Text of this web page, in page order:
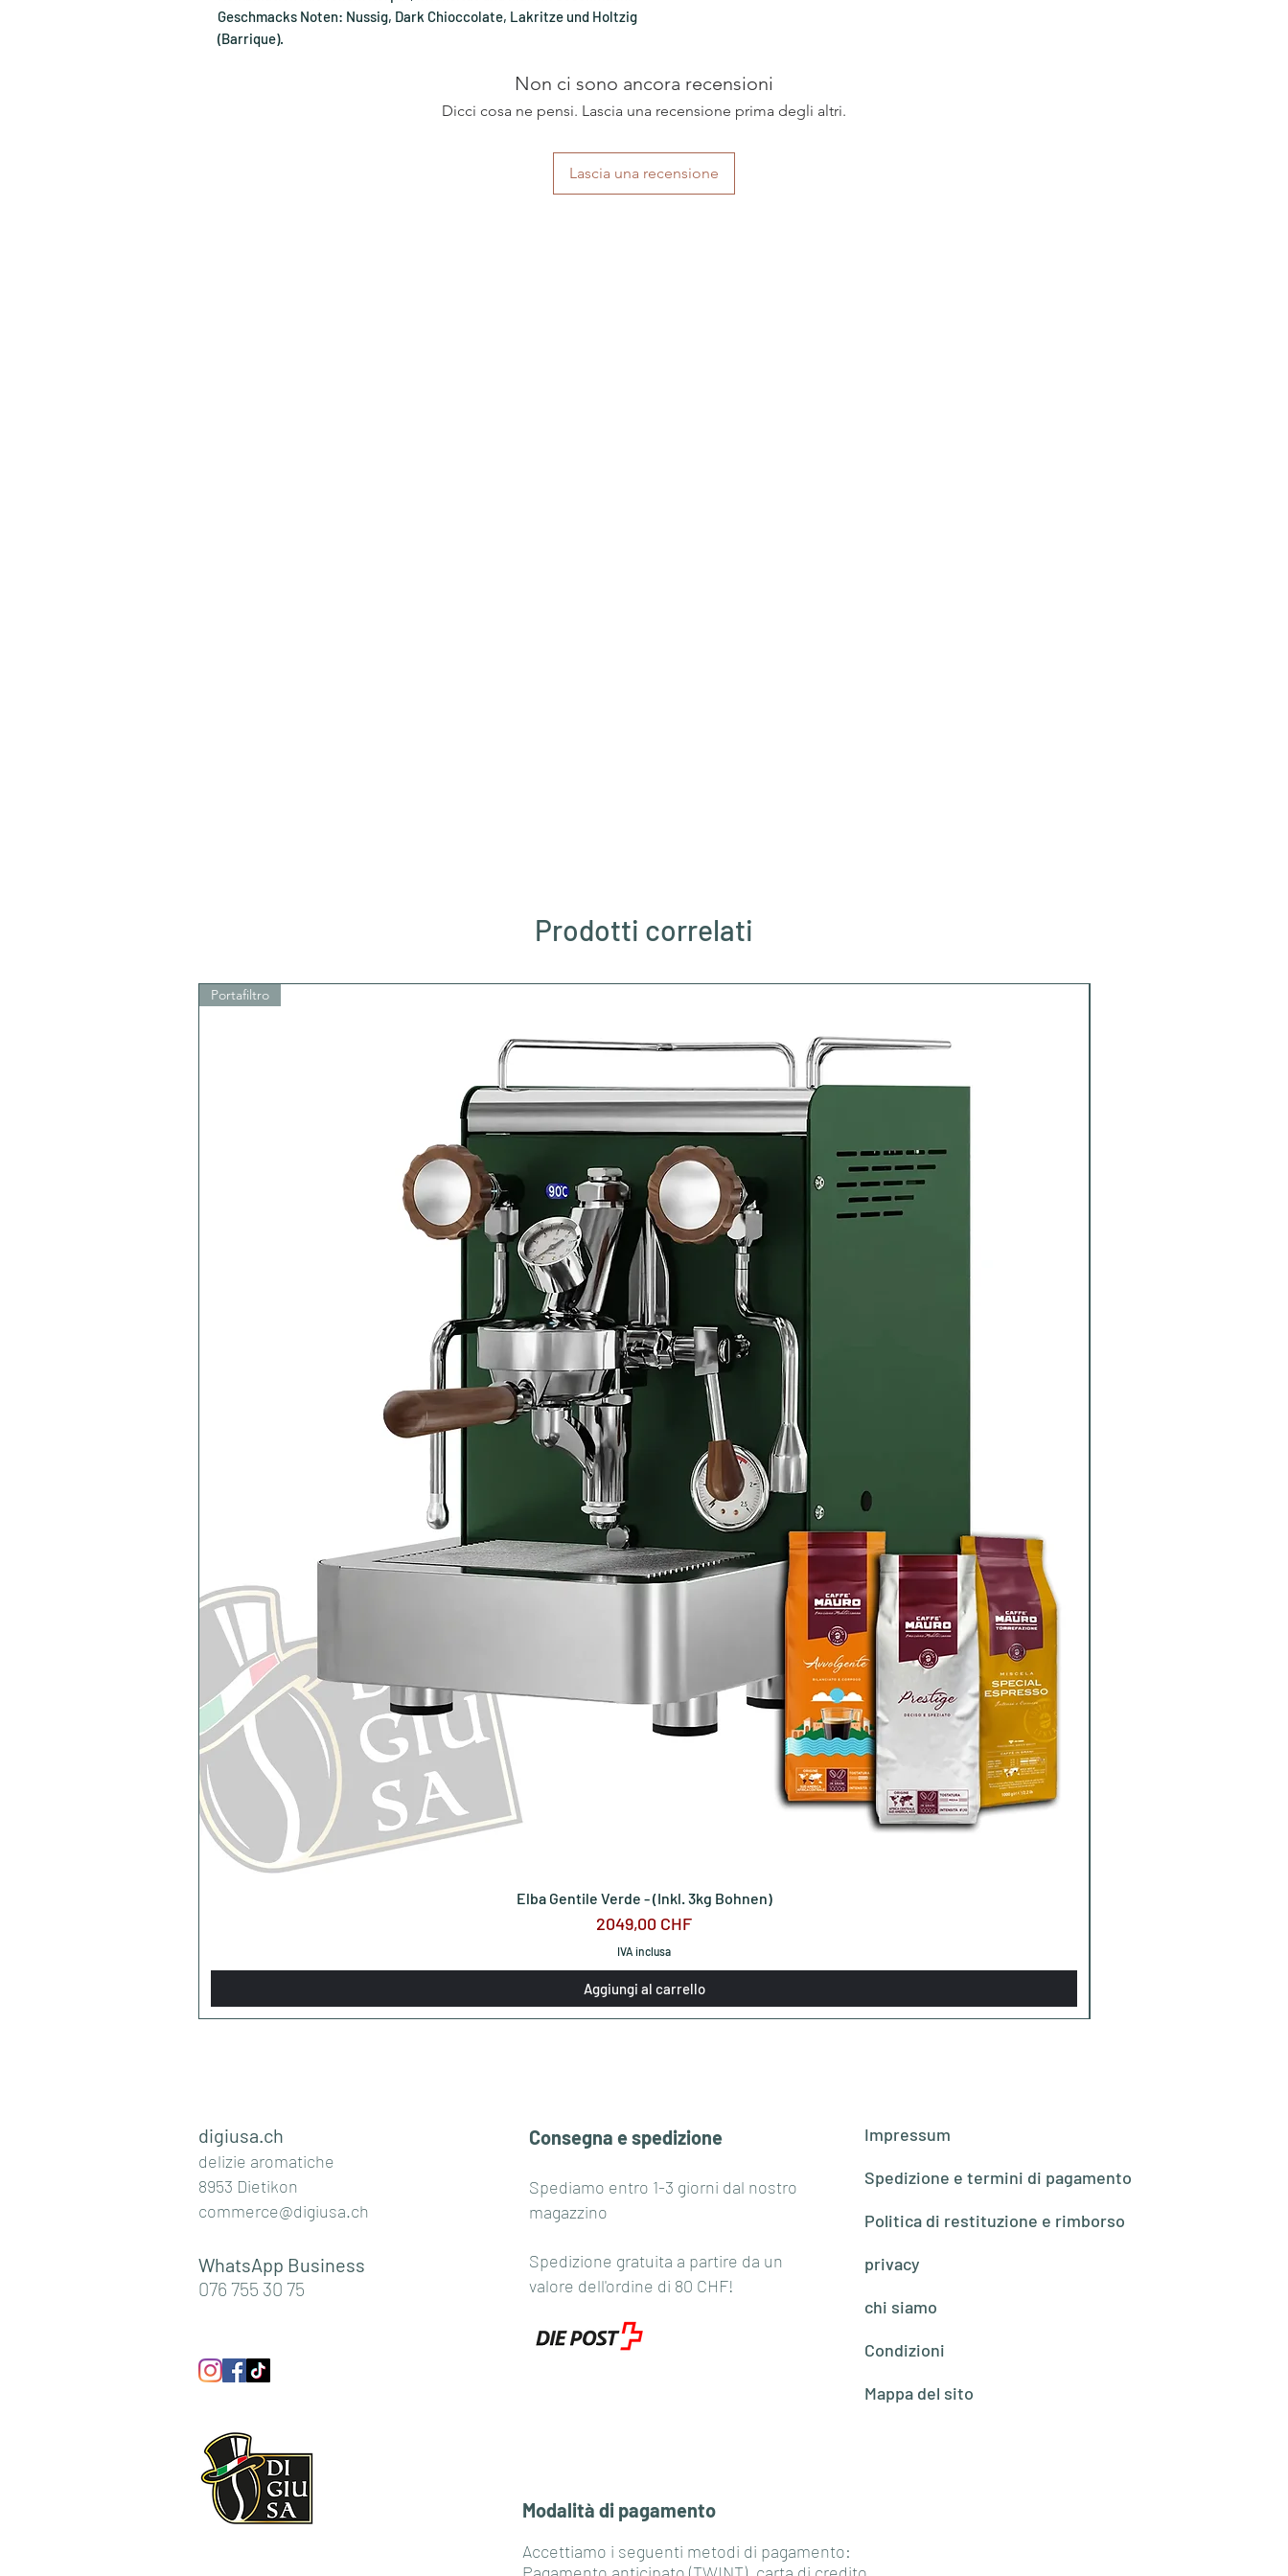
Geschmacks Noten: Nussig, Dark Chioccolate, Lakritze und Holtzig
(Barrique).
Non ci sono ancora recensioni
Dicci cosa ne pensi. Lascia una recensione prima degli altri.
Lascia una recensione
Prodotti correlati
Portafiltro
Elba Gentile Verde - (Inkl. 3kg Bohnen)
Prezzo
2049,00 CHF
IVA inclusa
Aggiungi al carrello
digiusa.ch
delizie aromatiche
8953 Dietikon
commerce@digiusa.ch
WhatsApp Business
076 755 30 75
Consegna e spedizione
Spediamo entro 1-3 giorni dal nostro
magazzino
Spedizione gratuita a partire da un
valore dell'ordine di 80 CHF!
Impressum
Spedizione e termini di pagamento
Politica di restituzione e rimborso
privacy
chi siamo
Condizioni
Mappa del sito
Modalità di pagamento
Accettiamo i seguenti metodi di pagamento: